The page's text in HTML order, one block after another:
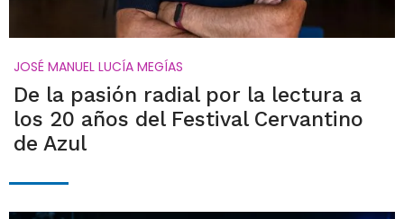
JOSÉ MANUEL LUCÍA MEGÍAS
De la pasión radial por la lectura a
los 20 años del Festival Cervantino
de Azul